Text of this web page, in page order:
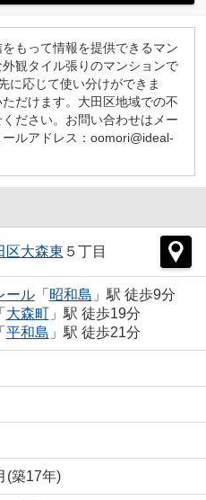
もって情報を提供できるマン
観タイル張りのマンションで
に応じて使い分けができま
だけます。大田区地域での不
ださい。お問い合わせはメー
ルアドレス：oomori@ideal-
区大森東 ５丁目
ール「 昭和島 」駅 徒歩9分
「 大森町」駅 徒歩19分
「 平和島 」駅 徒歩21分
(築17年)